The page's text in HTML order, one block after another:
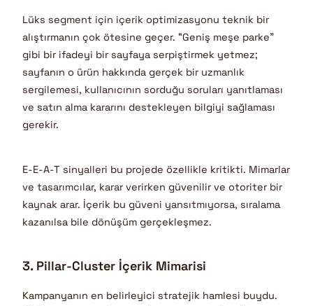
Lüks segment için içerik optimizasyonu teknik bir
alıştırmanın çok ötesine geçer. “Geniş meşe parke”
gibi bir ifadeyi bir sayfaya serpiştirmek yetmez;
sayfanın o ürün hakkında gerçek bir uzmanlık
sergilemesi, kullanıcının sorduğu soruları yanıtlaması
ve satın alma kararını destekleyen bilgiyi sağlaması
gerekir.
E-E-A-T sinyalleri bu projede özellikle kritikti. Mimarlar
ve tasarımcılar, karar verirken güvenilir ve otoriter bir
kaynak arar. İçerik bu güveni yansıtmıyorsa, sıralama
kazanılsa bile dönüşüm gerçekleşmez.
3. Pillar-Cluster İçerik Mimarisi
Kampanyanın en belirleyici stratejik hamlesi buydu.